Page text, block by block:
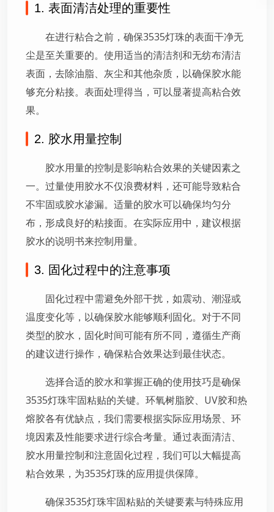
1. 表面清洁处理的重要性
在进行粘合之前，确保3535灯珠的表面干净无
尘是至关重要的。使用适当的清洁剂和无纺布清洁
表面，去除油脂、灰尘和其他杂质，以确保胶水能
够充分粘接。表面处理得当，可以显著提高粘合效
果。
2. 胶水用量控制
胶水用量的控制是影响粘合效果的关键因素之
一。过量使用胶水不仅浪费材料，还可能导致粘合
不牢固或胶水渗漏。适量的胶水可以确保均匀分
布，形成良好的粘接面。在实际应用中，建议根据
胶水的说明书来控制用量。
3. 固化过程中的注意事项
固化过程中需避免外部干扰，如震动、潮湿或
温度变化等，以确保胶水能够顺利固化。对于不同
类型的胶水，固化时间可能有所不同，遵循生产商
的建议进行操作，确保粘合效果达到最佳状态。
选择合适的胶水和掌握正确的使用技巧是确保
3535灯珠牢固粘贴的关键。环氧树脂胶、UV胶和热
熔胶各有优缺点，我们需要根据实际应用场景、环
境因素及性能要求进行综合考量。通过表面清洁、
胶水用量控制和注意固化过程，我们可以大幅提高
粘合效果，为3535灯珠的应用提供保障。
确保3535灯珠牢固粘贴的关键要素与特殊应用